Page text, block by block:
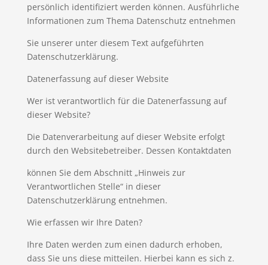
persönlich identifiziert werden können. Ausführliche
Informationen zum Thema Datenschutz entnehmen
Sie unserer unter diesem Text aufgeführten
Datenschutzerklärung.
Datenerfassung auf dieser Website
Wer ist verantwortlich für die Datenerfassung auf
dieser Website?
Die Datenverarbeitung auf dieser Website erfolgt
durch den Websitebetreiber. Dessen Kontaktdaten
können Sie dem Abschnitt „Hinweis zur
Verantwortlichen Stelle“ in dieser
Datenschutzerklärung entnehmen.
Wie erfassen wir Ihre Daten?
Ihre Daten werden zum einen dadurch erhoben,
dass Sie uns diese mitteilen. Hierbei kann es sich z.